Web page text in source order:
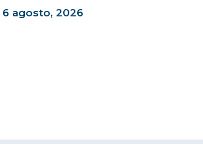
6 agosto, 2026